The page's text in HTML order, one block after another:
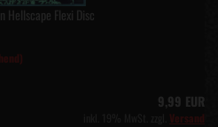
Hellscape Flexi Disc
9,99 EUR
Versand